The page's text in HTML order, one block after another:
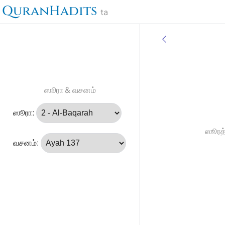
QuranHadits ta
ஸூரா & வசனம்
ஸூரா:
வசனம்: